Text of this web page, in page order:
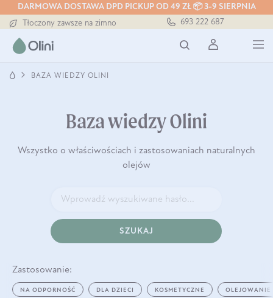
DARMOWA DOSTAWA DPD PICKUP OD 49 ZŁ 📦 3-9 SIERPNIA
Darmowa dostawa od 199 zł
Tłoczony zawsze na zimno
Darmowa dostawa od 199 zł
693 222 687
BAZA WIEDZY OLINI
Baza wiedzy Olini
Wszystko o właściwościach i zastosowaniach naturalnych
olejów
SZUKAJ
Zastosowanie:
NA ODPORNOŚĆ DLA DZIECI KOSMETYCZNE OLEJOWANIE